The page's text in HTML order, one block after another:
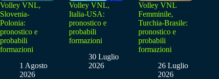
Volley VNL,
Slovenia-
Polonia:
pronostico e
probabili
formazioni
1 Agosto
2026
Volley VNL,
Italia-USA:
pronostico e
probabili
formazioni
30 Luglio
2026
Volley VNL
Femminile,
Turchia-Brasile:
pronostico e
probabili
formazioni
26 Luglio
2026